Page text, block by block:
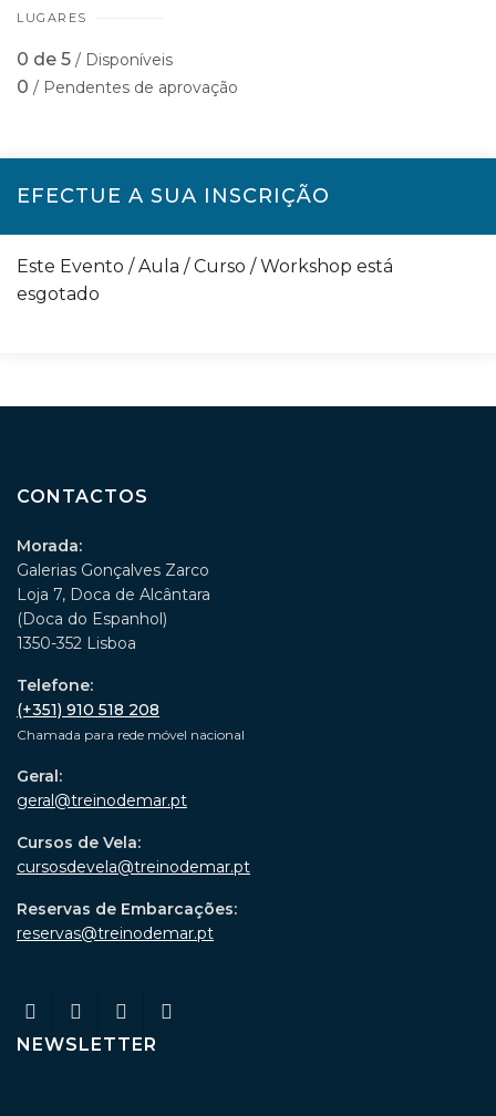
LUGARES
0 de 5 / Disponíveis
0 / Pendentes de aprovação
EFECTUE A SUA INSCRIÇÃO
Este Evento / Aula / Curso / Workshop está
esgotado
CONTACTOS
Morada:
Galerias Gonçalves Zarco
Loja 7, Doca de Alcântara
(Doca do Espanhol)
1350-352 Lisboa
Telefone:
(+351) 910 518 208
Chamada para rede móvel nacional
Geral:
geral@treinodemar.pt
Cursos de Vela:
cursosdevela@treinodemar.pt
Reservas de Embarcações:
reservas@treinodemar.pt
NEWSLETTER